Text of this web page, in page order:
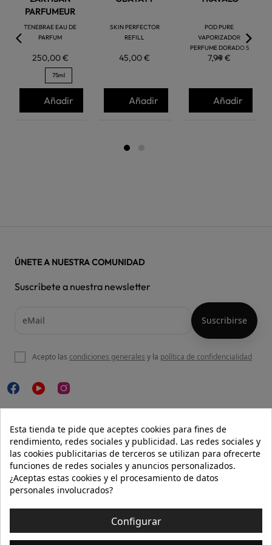
PARFUMEUR
TENEBRAE EAU DE
PARFUM
250,00 €
75ml
Añadir
SKIN PERFECTOR
REFILL
45,00 €
Añadir
POD PURE
VAPORIZADOR
PERFUME DORADO 5
Ml
7,99 €
Añadir
NUESTRA WEB
AYUDA
INFORMACIÓN 
ÚNETE A NUESTRA COMUNIDAD
Suscríbete a nuestra newsletter
Acepto las condiciones generales y la política de confidencialidad
Esta tienda te pide que aceptes cookies para fines de
rendimiento, redes sociales y publicidad. Las redes sociales y
las cookies publicitarias de terceros se utilizan para ofrecerte
funciones de redes sociales y anuncios personalizados.
¿Aceptas estas cookies y el procesamiento de datos
personales involucrados?
Configurar